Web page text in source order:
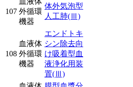
107 外循環
機器
体外気泡型
人工肺(Ⅲ)
108
血液体
外循環
機器
エンドトキ
シン除去向
け吸着型血
液浄化用装
置(Ⅲ)